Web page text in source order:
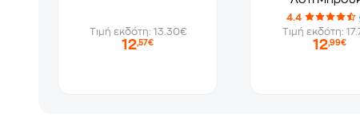
Τιμή εκδότη: 13.30€
12,57€
4.4
Τιμή εκδότη:
12,99€